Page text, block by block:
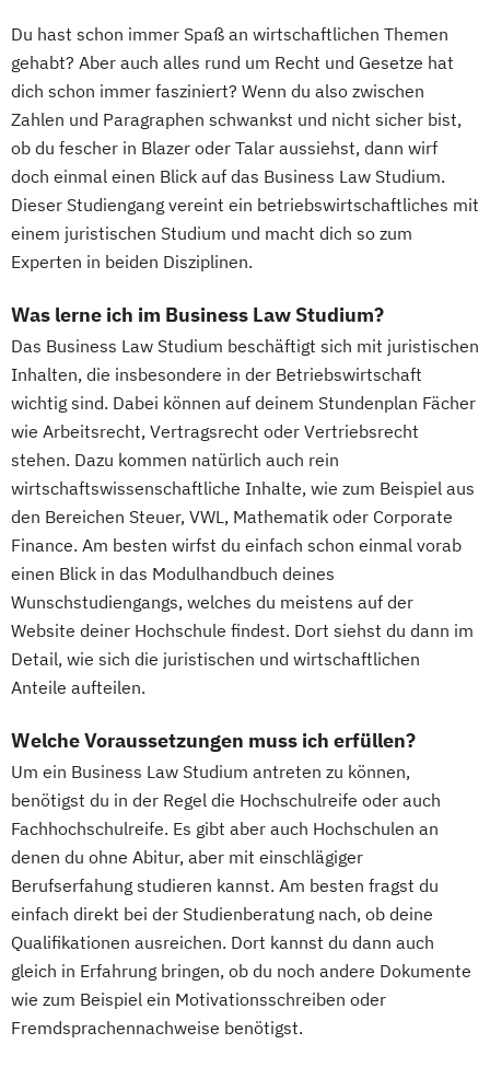
Du hast schon immer Spaß an wirtschaftlichen Themen
gehabt? Aber auch alles rund um Recht und Gesetze hat
dich schon immer fasziniert? Wenn du also zwischen
Zahlen und Paragraphen schwankst und nicht sicher bist,
ob du fescher in Blazer oder Talar aussiehst, dann wirf
doch einmal einen Blick auf das Business Law Studium.
Dieser Studiengang vereint ein betriebswirtschaftliches mit
einem juristischen Studium und macht dich so zum
Experten in beiden Disziplinen.
Was lerne ich im Business Law Studium?
Das Business Law Studium beschäftigt sich mit juristischen
Inhalten, die insbesondere in der Betriebswirtschaft
wichtig sind. Dabei können auf deinem Stundenplan Fächer
wie Arbeitsrecht, Vertragsrecht oder Vertriebsrecht
stehen. Dazu kommen natürlich auch rein
wirtschaftswissenschaftliche Inhalte, wie zum Beispiel aus
den Bereichen Steuer, VWL, Mathematik oder Corporate
Finance. Am besten wirfst du einfach schon einmal vorab
einen Blick in das Modulhandbuch deines
Wunschstudiengangs, welches du meistens auf der
Website deiner Hochschule findest. Dort siehst du dann im
Detail, wie sich die juristischen und wirtschaftlichen
Anteile aufteilen.
Welche Voraussetzungen muss ich erfüllen?
Um ein Business Law Studium antreten zu können,
benötigst du in der Regel die Hochschulreife oder auch
Fachhochschulreife. Es gibt aber auch Hochschulen an
denen du ohne Abitur, aber mit einschlägiger
Berufserfahung studieren kannst. Am besten fragst du
einfach direkt bei der Studienberatung nach, ob deine
Qualifikationen ausreichen. Dort kannst du dann auch
gleich in Erfahrung bringen, ob du noch andere Dokumente
wie zum Beispiel ein Motivationsschreiben oder
Fremdsprachennachweise benötigst.